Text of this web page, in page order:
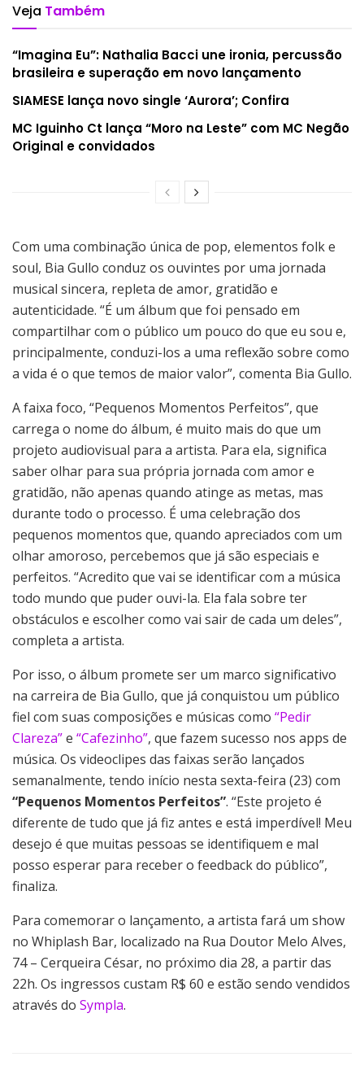
Veja Também
“Imagina Eu”: Nathalia Bacci une ironia, percussão
brasileira e superação em novo lançamento
SIAMESE lança novo single ‘Aurora’; Confira
MC Iguinho Ct lança “Moro na Leste” com MC Negão
Original e convidados
Com uma combinação única de pop, elementos folk e
soul, Bia Gullo conduz os ouvintes por uma jornada
musical sincera, repleta de amor, gratidão e
autenticidade. “É um álbum que foi pensado em
compartilhar com o público um pouco do que eu sou e,
principalmente, conduzi-los a uma reflexão sobre como
a vida é o que temos de maior valor”, comenta Bia Gullo.
A faixa foco, “Pequenos Momentos Perfeitos”, que
carrega o nome do álbum, é muito mais do que um
projeto audiovisual para a artista. Para ela, significa
saber olhar para sua própria jornada com amor e
gratidão, não apenas quando atinge as metas, mas
durante todo o processo. É uma celebração dos
pequenos momentos que, quando apreciados com um
olhar amoroso, percebemos que já são especiais e
perfeitos. “Acredito que vai se identificar com a música
todo mundo que puder ouvi-la. Ela fala sobre ter
obstáculos e escolher como vai sair de cada um deles”,
completa a artista.
Por isso, o álbum promete ser um marco significativo
na carreira de Bia Gullo, que já conquistou um público
fiel com suas composições e músicas como “Pedir
Clareza”e “Cafezinho”, que fazem sucesso nos apps de
música. Os videoclipes das faixas serão lançados
semanalmente, tendo início nesta sexta-feira (23) com
“Pequenos Momentos Perfeitos”. “Este projeto é
diferente de tudo que já fiz antes e está imperdível! Meu
desejo é que muitas pessoas se identifiquem e mal
posso esperar para receber o feedback do público”,
finaliza.
Para comemorar o lançamento, a artista fará um show
no Whiplash Bar, localizado na Rua Doutor Melo Alves,
74 – Cerqueira César, no próximo dia 28, a partir das
22h. Os ingressos custam R$ 60 e estão sendo vendidos
através do Sympla.